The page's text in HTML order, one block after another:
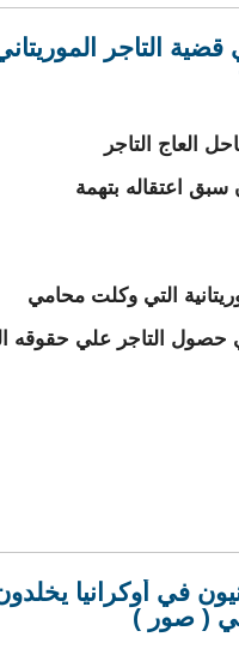
التاجر
العاج التاجر
سبق اعتقاله بتهمة
التي وكلت محامي
حصول التاجر علي حقوقه
( صور )